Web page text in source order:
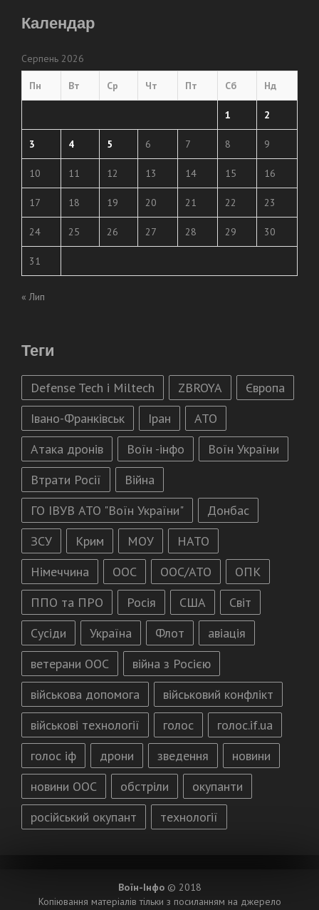
Календар
Серпень 2026
Пн Вт Ср Чт Пт Сб Нд
1 2
3 4 5 6 7 8 9
10 11 12 13 14 15 16
17 18 19 20 21 22 23
24 25 26 27 28 29 30
31
« Лип
Теги
Defense Tech і Miltech ZBROYA
Європа
Івано-Франківськ
Іран
АТО
Атака дронів
Воїн -інфо
Воїн України
Втрати Росії
Війна
ГО ІВУВ АТО "Воїн України"
Донбас
ЗСУ
Крим МОУ
НАТО
Німеччина
ООС ООС/АТО
ОПК
ППО та ПРО
Росія США
Світ
Сусіди
Україна Флот
авіація
ветерани ООС
війна з Росією
військова допомога
військовий конфлікт
військові технології
голос
голос.if.ua
голос іф
дрони зведення
новини
новини ООС
обстріли
окупанти
російський окупант
технології
Воїн-Інфо© 2018
Копіювання матеріалів тільки з посиланням на джерело